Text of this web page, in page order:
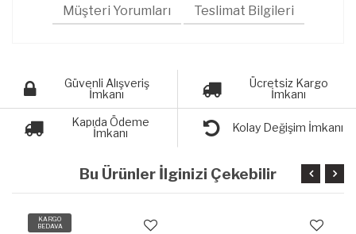
Müşteri Yorumları Teslimat Bilgileri
Güvenli Alışveriş
İmkanı
Ücretsiz Kargo
İmkanı
Kapıda Ödeme
İmkanı
Kolay Değişim İmkanı
Bu Ürünler İlginizi Çekebilir
KARGO
BEDAVA